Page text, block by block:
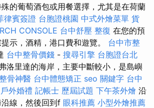
的葡萄酒包或用餐選擇，尤其是在荷蘭
律賓簽證 台胞證桃園 中式外燴菜單 貨
CONSOLE 台中舒壓 整復 在您的預
示，酒精，港口費和遊覽。 台中市整
台中整骨價錢 - 搜尋引擎 台胞證台北
洛里達的海岸，主要中斷較小，是島嶼
骨神醫 台中體態矯正 seo 關鍵字 台中
戶外婚禮 記帳士 歷屆試題 下午茶外燴 沿
線，然後回到f 眼科推薦 小型外燴推薦